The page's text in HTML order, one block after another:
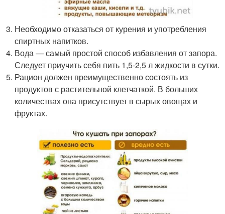
Необходимо отказаться от курения и употребления
спиртных напитков.
Вода — самый простой способ избавления от запора.
Следует приучить себя пить 1,5-2,5 л жидкости в сутки.
Рацион должен преимущественно состоять из
продуктов с растительной клетчаткой. В больших
количествах она присутствует в сырых овощах и
фруктах.